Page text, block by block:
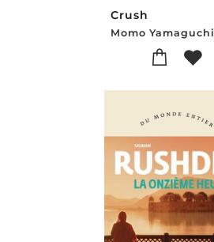
Crush
Momo Yamaguchi